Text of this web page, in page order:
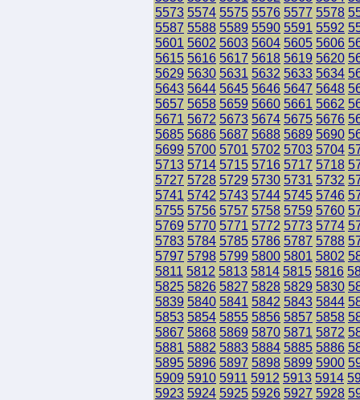
5573 5574 5575 5576 5577 5578
5587 5588 5589 5590 5591 5592
5601 5602 5603 5604 5605 5606
5615 5616 5617 5618 5619 5620
5629 5630 5631 5632 5633 5634
5643 5644 5645 5646 5647 5648
5657 5658 5659 5660 5661 5662
5671 5672 5673 5674 5675 5676
5685 5686 5687 5688 5689 5690
5699 5700 5701 5702 5703 5704
5713 5714 5715 5716 5717 5718
5727 5728 5729 5730 5731 5732
5741 5742 5743 5744 5745 5746
5755 5756 5757 5758 5759 5760
5769 5770 5771 5772 5773 5774
5783 5784 5785 5786 5787 5788
5797 5798 5799 5800 5801 5802
5811 5812 5813 5814 5815 5816
5825 5826 5827 5828 5829 5830
5839 5840 5841 5842 5843 5844
5853 5854 5855 5856 5857 5858
5867 5868 5869 5870 5871 5872
5881 5882 5883 5884 5885 5886
5895 5896 5897 5898 5899 5900
5909 5910 5911 5912 5913 5914
5923 5924 5925 5926 5927 5928